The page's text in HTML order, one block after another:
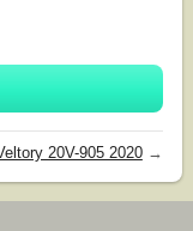
20V-905 2020→